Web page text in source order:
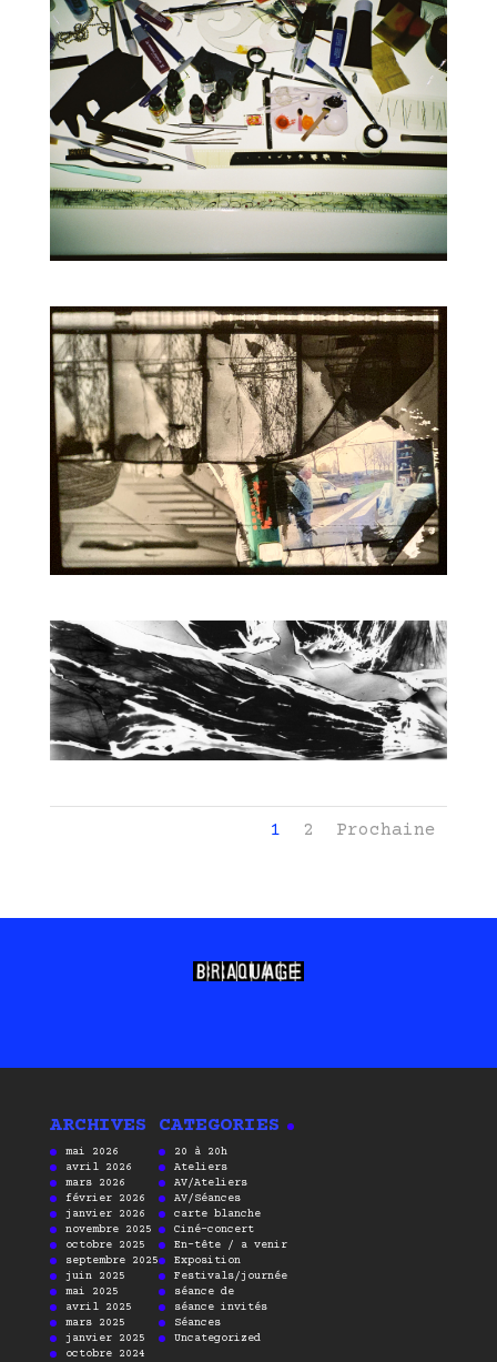
1 2 Prochaine
ARCHIVES
mai 2026
avril 2026
mars 2026
février 2026
janvier 2026
novembre 2025
octobre 2025
septembre 2025
juin 2025
mai 2025
avril 2025
mars 2025
janvier 2025
octobre 2024
CATEGORIES
20 à 20h
Ateliers
AV/Ateliers
AV/Séances
carte blanche
Ciné-concert
En-tête / a venir
Exposition
Festivals/journée
séance de
séance invités
Séances
Uncategorized